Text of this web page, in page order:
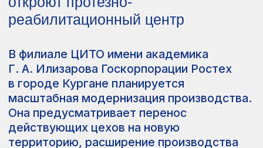
В филиале ЦИТО имени академика
Г. А. Илизарова Госкорпорации Ростех
в городе Кургане планируется
Она предусматривает перенос
действующих цехов на новую
территорию, расширение производства
имплантируемых медицинских изделий,
а также создание протезно-
реабилитационного и учебного центров.
План техперевооружения обсудили
на рабочей встрече представители
Совета Федерации РФ, Госкорпорации
Ростех и ЦИТО.